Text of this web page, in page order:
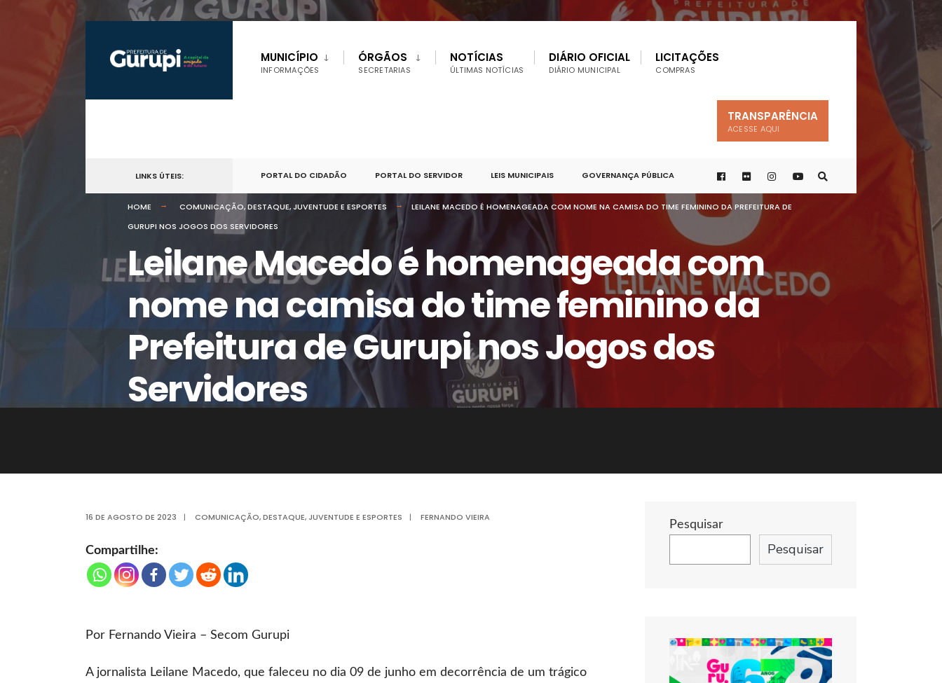
MUNICÍPIO
INFORMAÇÕES
ÓRGÃOS
SECRETARIAS
NOTÍCIAS
ÚLTIMAS NOTÍCIAS
DIÁRIO OFICIAL
DIÁRIO MUNICIPAL
LICITAÇÕES
COMPRAS
TRANSPARÊNCIA
ACESSE AQUI
LINKS ÚTEIS: PORTAL DO CIDADÃO PORTAL DO SERVIDOR LEIS MUNICIPAIS GOVERNANÇA PÚBLICA
HOME COMUNICAÇÃO,DESTAQUE,JUVENTUDE E ESPORTES
LEILANE MACEDO É HOMENAGEADA COM NOME NA CAMISA DO TIME FEMININO DA PREFEITURA DE
GURUPI NOS JOGOS DOS SERVIDORES
Leilane Macedo é homenageada com
nome na camisa do time feminino da
Prefeitura de Gurupi nos Jogos dos
Servidores
16 DE AGOSTO DE 2023 | COMUNICAÇÃO,DESTAQUE, JUVENTUDE E ESPORTES | FERNANDO VIEIRA
Compartilhe:
Por Fernando Vieira – Secom Gurupi
A jornalista Leilane Macedo, que faleceu no dia 09 de junho em decorrência de um trágico
Pesquisar
Pesquisar